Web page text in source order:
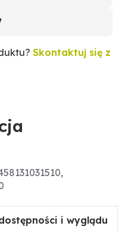
Skontaktuj się z
i wyglądu